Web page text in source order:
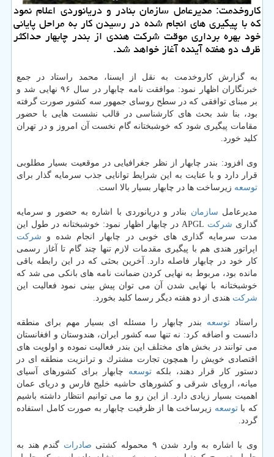
كاروخدمت: مدیرعامل سازمان بنادر و دریانوردی اعلام نمود
كه با پیگیری های انجام شده در رسیدن كار به مراحل پایانی
خود بهره برداری موقت شركت هندی از بندر چابهار حداكثر
ظرف دو هفته آینده آغاز خواهد شد.
به گزارش كاروخدمت به نقل از ایسنا، محمد راستاد در جمع
خبرنگاران اظهار نمود: موافقت نامه چابهار در سال ۹۶ نهایی شد و
بر مبنای توافقی كه در سطح روسای جمهور سه كشور صورت گرفته
بود، بنا شد بحث های كارشناسی در قالب نشست هایی با حضور
مقامات پیگیری شود كه خوشبختانه گام نخست آن امروز و در تهران
كلید خورد.
وی افزود: بندر چابهار از نظر جغرافیایی در موقعیت بسیار مطلوبی
قرار دارد و با عنایت به این شرایط توانایی جذب سرمایه گذار برای
توسعه زیرساخت ها در چابهار بسیار بالا است.
مدیرعامل سازمان بنادر و دریانوردی با اشاره به حضور و سرمایه
گذاری شركت
APGL در چابهار اظهار نمود: خوشبختانه در طول این
مدت سرمایه گذاری های خوبی در چابهار انجام شده و شركت
اپراتور هندی هم با پیگیری مقدمات لازم تنها چند گام تا آغاز رسمی
كار خود در چابهار فاصله دارد. آخرین بحثی كه در این رابطه باقی
مانده بود، مربوط به نهایی كردن ضمانت نامه های بانكی می شد كه
خوشبختانه با نهایی شدن آن می توان پیش بینی نمود فعالیت این
شركت هندی از دو هفته دیگر رسما كلید بخورد.
راستادتوسعه بندر چابهار را مسئله ای بسیار مهم برای منطقه
دانست و اضافه كرد: نه تنها سه كشور ایران، هندوستان و افغانستان
می توانند در بخش های مختلف این بندر فعالیت نموده و اولویت های
اقتصادی خویش را همچون تجارت مشترك و ترانزیت منطقه ای در
دستور كار قرار دهند، بلكهتوسعه چابهار برای كشورهای آسیای
میانه، اروپای شرقی و كشورهای حاشیه خلیج فارس و دریای عمان
اهمیت بسیار زیادی دارد. از این رو ما می توانیم انتظار داشته باشیم
كه باتوسعه زیرساخت ها از ظرفیت چابهار به صورت كامل استفاده
گردد.
وی با اشاره به وارد شدن ۹ محموله كشتی صادرات گندم هند به